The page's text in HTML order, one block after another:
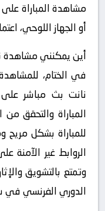
مشاهدة المباراة على
أو الجهاز اللوحي،
أين يمكنني مشاهدة ‎نادى ستاد بريست 29 – نادى نانت ؟
نانت بث مباشر
المباراة والتحقق
للمباراة بشكل مريح
الروابط غير الآمنة
وتمتع بالتشويق
الدوري الفرنسي في